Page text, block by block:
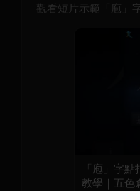
觀看短片示範「庖」
「庖」字
教學｜五色